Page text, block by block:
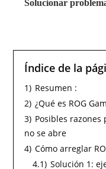
Solucionar
Índice de la
1) Resumen :
2) ¿Qué es ROG
3) Posibles razones
no se abre
4) Cómo arreglar
4.1) Solución 1: